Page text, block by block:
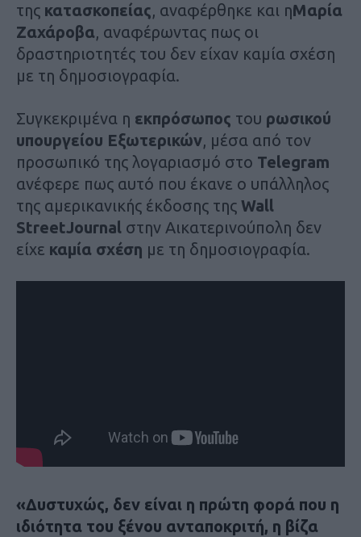
της κατασκοπείας, αναφέρθηκε και ηΜαρία
Ζαχάροβα, αναφέρωντας πως οι
δραστηριοτητές του δεν είχαν καμία σχέση
με τη δημοσιογραφία.
Συγκεκριμένα η εκπρόσωπος του ρωσικού
υπουργείου Εξωτερικών, μέσα από τον
προσωπικό της λογαριασμό στο Telegram
ανέφερε πως αυτό που έκανε ο υπάλληλος
της αμερικανικής έκδοσης της Wall
StreetJournal στην Αικατερινούπολη δεν
είχε καμία σχέση με τη δημοσιογραφία.
«Δυστυχώς, δεν είναι η πρώτη φορά που η
ιδιότητα του ξένου ανταποκριτή, η βίζα